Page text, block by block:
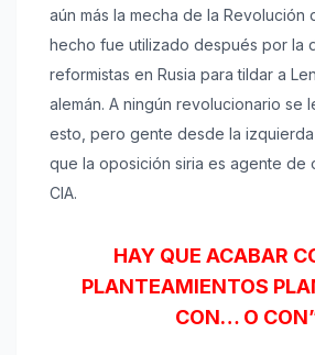
aún más la mecha de la Revolución
hecho fue utilizado después por la
reformistas en Rusia para tildar a
alemán. A ningún revolucionario se
esto, pero gente desde la
que la oposición siria es agente de
CIA.
HAY QUE ACABAR
PLANTEAMIENTOS
CON… O